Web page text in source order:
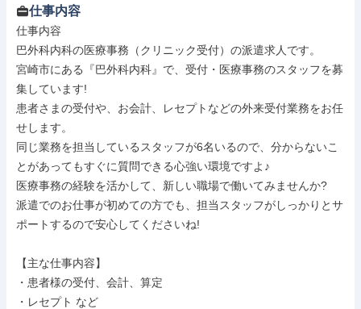
仕事内容
仕事内容
巴外科内科の医療事務（クリニック受付）の派遣求人です。
宮崎市にある『巴外科内科』で、受付・医療事務のスタッフを募
集しています!
患者さまの受付や、お会計、レセプトなどの外来受付業務をお任
せします。
同じ業務を担当しているスタッフが6名いるので、分からないこ
とがあってもすぐに質問できる心強い環境ですよ♪
医療事務の経験を活かして、新しい職場で働いてみませんか?
派遣でのお仕事が初めての方でも、担当スタッフがしっかりとサ
ポートするので安心してくださいね!
【主な仕事内容】
・患者様の受付、会計、算定
・レセプト など